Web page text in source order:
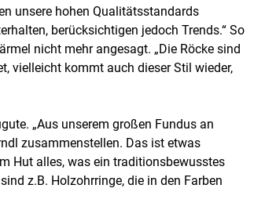
unsere hohen Qualitätsstandards
berücksichtigen jedoch Trends.“ So
nicht mehr angesagt. „Die Röcke sind
vielleicht kommt auch dieser Stil wieder,
„Aus unserem großen Fundus an
zusammenstellen. Das ist etwas
Hut alles, was ein traditionsbewusstes
z.B. Holzohrringe, die in den Farben